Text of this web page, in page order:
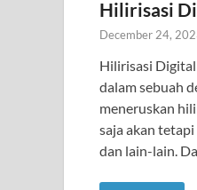
Hilirisasi
December 24,
Hilirisasi Digital
dalam sebuah
meneruskan
saja akan
dan lain-lain.